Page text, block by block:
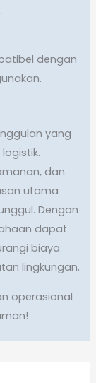
dengan
yang
dan
utama
Dengan
dapat
biaya
lingkungan.
operasional